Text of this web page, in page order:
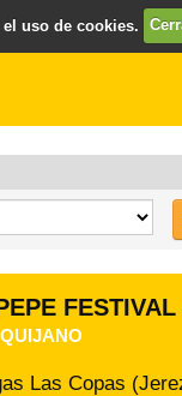
FESTIVAL
CASTRO
Las Copas
uso de cookies.